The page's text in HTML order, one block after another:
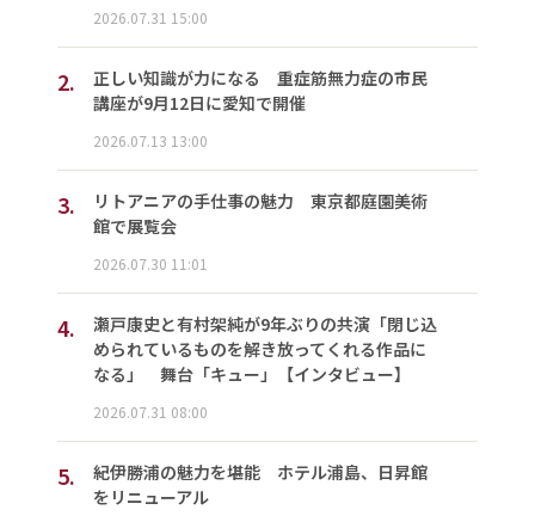
2026.07.31 15:00
2.
正しい知識が力になる 重症筋無力症の市民
講座が9月12日に愛知で開催
2026.07.13 13:00
3.
リトアニアの手仕事の魅力 東京都庭園美術
館で展覧会
2026.07.30 11:01
4.
瀬戸康史と有村架純が9年ぶりの共演「閉じ込
められているものを解き放ってくれる作品に
なる」 舞台「キュー」【インタビュー】
2026.07.31 08:00
5.
紀伊勝浦の魅力を堪能 ホテル浦島、日昇館
をリニューアル